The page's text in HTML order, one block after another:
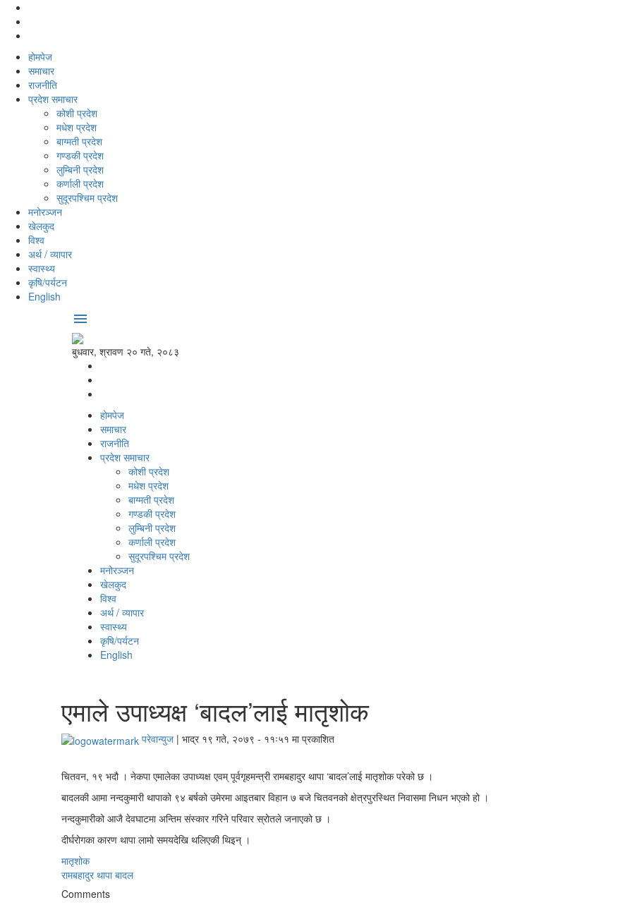
होमपेज
समाचार
राजनीति
प्रदेश समाचार
कोशी प्रदेश
मधेश प्रदेश
बाग्मती प्रदेश
गण्डकी प्रदेश
लुम्बिनी प्रदेश
कर्णाली प्रदेश
सुदूरपश्‍चिम प्रदेश
मनोरञ्‍जन
खेलकुद
विश्‍व
अर्थ / व्यापार
स्वास्थ्य
कृषि/पर्यटन
English
menu
बुधवार, श्रावण २० गते, २०८३
होमपेज
समाचार
राजनीति
प्रदेश समाचार
कोशी प्रदेश
मधेश प्रदेश
बाग्मती प्रदेश
गण्डकी प्रदेश
लुम्बिनी प्रदेश
कर्णाली प्रदेश
सुदूरपश्‍चिम प्रदेश
मनोरञ्‍जन
खेलकुद
विश्‍व
अर्थ / व्यापार
स्वास्थ्य
कृषि/पर्यटन
English
एमाले उपाध्यक्ष ‘बादल’लाई मातृशोक
परेवान्युज | भाद्र १९ गते, २०७९ - ११ः५१ मा प्रकाशित
चितवन, १९ भदौ । नेकपा एमालेका उपाध्यक्ष एवम् पूर्वगृहमन्त्री रामबहादुर थापा ‘बादल’लाई मातृशोक परेको छ ।
बादलकी आमा नन्दकुमारी थापाको ९४ बर्षको उमेरमा आइतबार विहान ७ बजे चितवनको क्षेत्रपुरस्थित निवासमा निधन भएको हो ।
नन्दकुमारीको आजै देवघाटमा अन्तिम संस्कार गरिने परिवार स्रोतले जनाएको छ ।
दीर्घरोगका कारण थापा लामो समयदेखि थलिएकी थिइन् ।
मातृशोक
रामबहादुर थापा बादल
Comments